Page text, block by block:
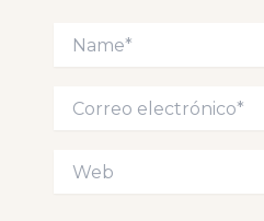
electrónico*